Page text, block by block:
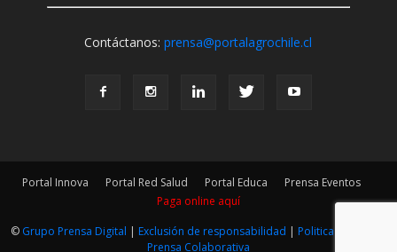
Contáctanos:prensa@portalagrochile.cl
Portal Innova Portal Red Salud Portal Educa
Prensa Eventos
Paga online aquí
© Grupo Prensa Digital | Exclusión de responsabilidad | Politica Editorial
Prensa Colaborativa